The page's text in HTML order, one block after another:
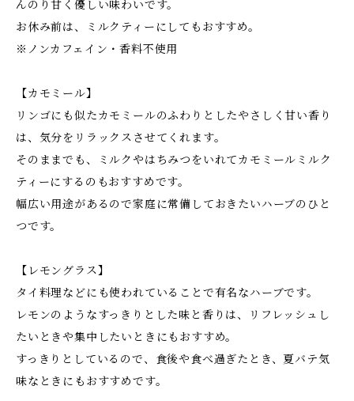
んのり甘く優しい味わいです。
お休み前は、ミルクティーにしてもおすすめ。
※ノンカフェイン・香料不使用
【カモミール】
リンゴにも似たカモミールのふわりとしたやさしく甘い香り
は、気分をリラックスさせてくれます。
そのままでも、ミルクやはちみつをいれてカモミールミルク
ティーにするのもおすすめです。
幅広い用途があるので家庭に常備しておきたいハーブのひと
つです。
【レモングラス】
タイ料理などにも使われていることで有名なハーブです。
レモンのようなすっきりとした味と香りは、リフレッシュし
たいときや集中したいときにもおすすめ。
すっきりとしているので、食後や食べ過ぎたとき、夏バテ気
味なときにもおすすめです。